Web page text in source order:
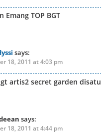
Emang TOP BGT
says:
18, 2011 at 4:03 pm
artis2 secret garden
says:
18, 2011 at 4:44 pm